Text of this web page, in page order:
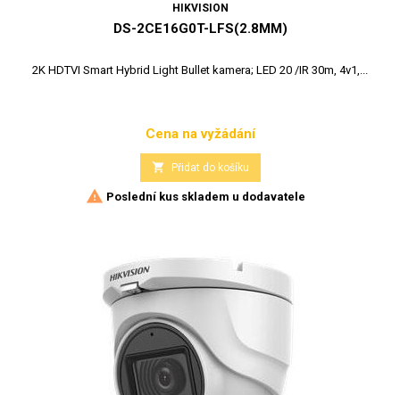
HIKVISION
DS-2CE16G0T-LFS(2.8MM)
2K HDTVI Smart Hybrid Light Bullet kamera; LED 20 /IR 30m, 4v1,...
Cena
Cena na vyžádání
 Přidat do košíku
 Poslední kus skladem u dodavatele